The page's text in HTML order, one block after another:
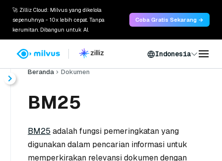
🚀 Zilliz Cloud: Milvus yang dikelola
sepenuhnya - 10x lebih cepat. Tanpa
kerumitan. Dibangun untuk AI.
Coba Gratis Sekarang →
Indonesia
Beranda Dokumen
BM25
BM25 adalah fungsi pemeringkatan yang
digunakan dalam pencarian informasi untuk
memperkirakan relevansi dokumen dengan